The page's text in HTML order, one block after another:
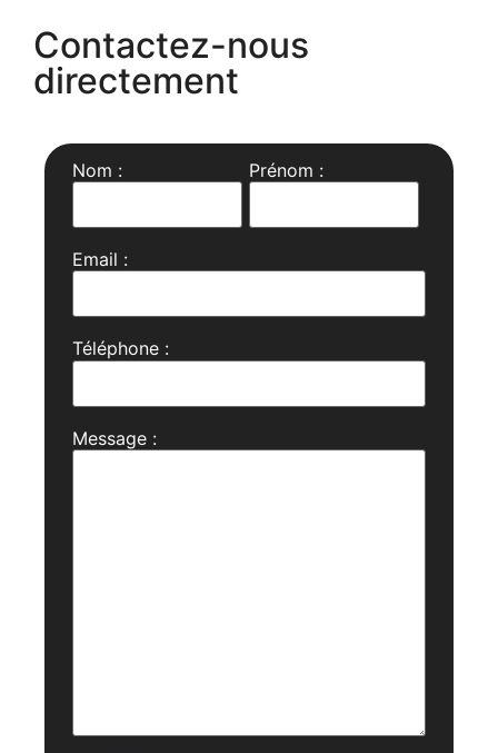
Contactez-nous
directement
Nom : Prénom :
Email :
Téléphone :
Message :